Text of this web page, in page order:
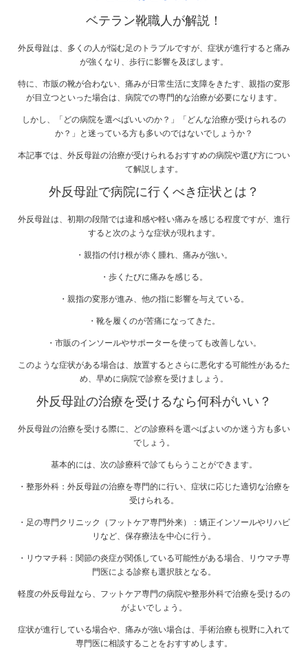
ベテラン靴職人が解説！
外反母趾は、多くの人が悩む足のトラブルですが、症状が進行すると痛み
が強くなり、歩行に影響を及ぼします。
特に、市販の靴が合わない、痛みが日常生活に支障をきたす、親指の変形
が目立つといった場合は、病院での専門的な治療が必要になります。
しかし、「どの病院を選べばいいのか？」「どんな治療が受けられるの
か？」と迷っている方も多いのではないでしょうか？
本記事では、外反母趾の治療が受けられるおすすめの病院や選び方につい
て解説します。
外反母趾で病院に行くべき症状とは？
外反母趾は、初期の段階では違和感や軽い痛みを感じる程度ですが、進行
すると次のような症状が現れます。
・親指の付け根が赤く腫れ、痛みが強い。
・歩くたびに痛みを感じる。
・親指の変形が進み、他の指に影響を与えている。
・靴を履くのが苦痛になってきた。
・市販のインソールやサポーターを使っても改善しない。
このような症状がある場合は、放置するとさらに悪化する可能性があるた
め、早めに病院で診察を受けましょう。
外反母趾の治療を受けるなら何科がいい？
外反母趾の治療を受ける際に、どの診療科を選べばよいのか迷う方も多い
でしょう。
基本的には、次の診療科で診てもらうことができます。
・整形外科：外反母趾の治療を専門的に行い、症状に応じた適切な治療を
受けられる。
・足の専門クリニック（フットケア専門外来）：矯正インソールやリハビ
リなど、保存療法を中心に行う。
・リウマチ科：関節の炎症が関係している可能性がある場合、リウマチ専
門医による診察も選択肢となる。
軽度の外反母趾なら、フットケア専門の病院や整形外科で治療を受けるの
がよいでしょう。
症状が進行している場合や、痛みが強い場合は、手術治療も視野に入れて
専門医に相談することをおすすめします。